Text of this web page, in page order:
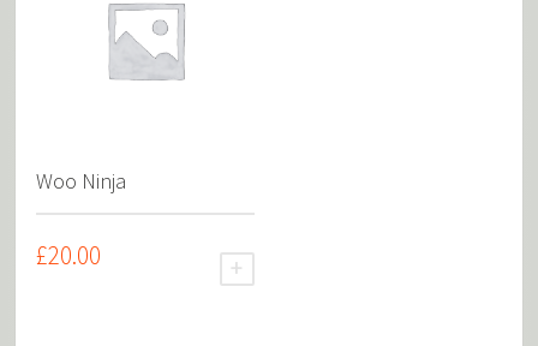
Woo Ninja
£20.00